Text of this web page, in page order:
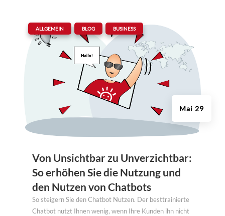
Von Unsichtbar zu Unverzichtbar:
So erhöhen Sie die Nutzung und
den Nutzen von Chatbots
Mai 29
ALLGEMEIN BLOG BUSINESS
So steigern Sie den Chatbot Nutzen. Der besttrainierte
Chatbot nutzt Ihnen wenig, wenn Ihre Kunden ihn nicht